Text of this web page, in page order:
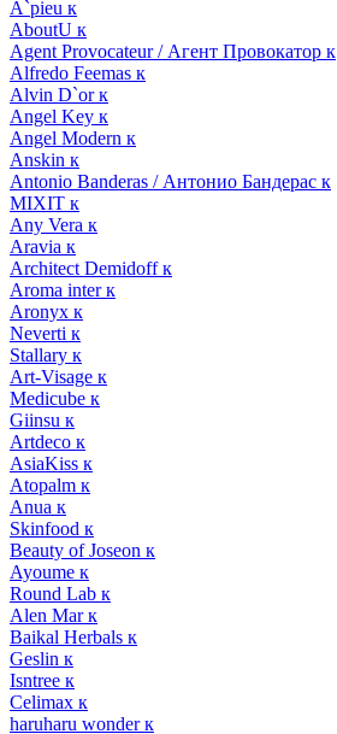
A`pieu к
AboutU к
Agent Provocateur / Агент Провокатор к
Alfredo Feemas к
Alvin D`or к
Angel Key к
Angel Modern к
Anskin к
Antonio Banderas / Антонио Бандерас к
MIXIT к
Any Vera к
Aravia к
Architect Demidoff к
Aroma inter к
Aronyx к
Neverti к
Stallary к
Art-Visage к
Medicube к
Giinsu к
Artdeco к
AsiaKiss к
Atopalm к
Anua к
Skinfood к
Beauty of Joseon к
Ayoume к
Round Lab к
Alen Mar к
Baikal Herbals к
Geslin к
Isntree к
Celimax к
haruharu wonder к